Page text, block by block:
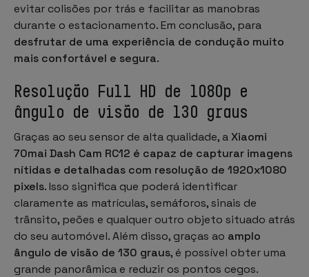
evitar colisões por trás e facilitar as manobras
durante o estacionamento. Em conclusão, para
desfrutar de uma experiência de condução muito
mais confortável e segura.
Resolução Full HD de 1080p e
ângulo de visão de 130 graus
Graças ao seu sensor de alta qualidade, aXiaomi
70mai Dash Cam RC12 é capaz de capturar imagens
nítidas e detalhadas com resolução de 1920x1080
pixels. Isso significa que poderá identificar
claramente as matrículas, semáforos, sinais de
trânsito, peões e qualquer outro objeto situado atrás
do seu automóvel. Além disso, graças ao amplo
ângulo de visão de 130 graus, é possível obter uma
grande panorâmica e reduzir os pontos cegos.